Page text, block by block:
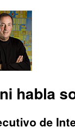
habla
de